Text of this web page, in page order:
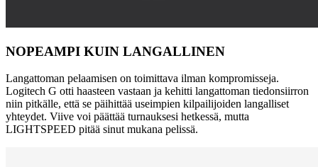
NOPEAMPI KUIN LANGALLINEN
Langattoman pelaamisen on toimittava ilman kompromisseja.
Logitech G otti haasteen vastaan ja kehitti langattoman tiedonsiirron
niin pitkälle, että se päihittää useimpien kilpailijoiden langalliset
yhteydet. Viive voi päättää turnauksesi hetkessä, mutta
LIGHTSPEED pitää sinut mukana pelissä.